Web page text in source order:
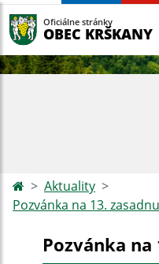
Oficiálne stránky
OBEC KRŠKANY
Aktuality
Pozvánka na 13.
Pozvánka na